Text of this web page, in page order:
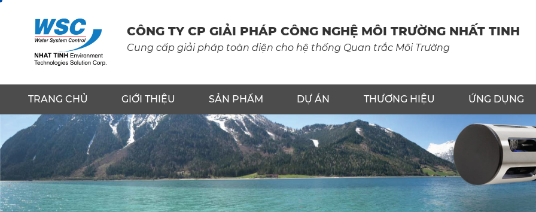
CÔNG TY CP GIẢI PHÁP CÔNG NGHỆ MÔI TRƯỜNG NHẤT TINH
Cung cấp giải pháp toàn diện cho hệ thống Quan trắc Môi Trường
TRANG CHỦ GIỚI THIỆU SẢN PHẨM DỰ ÁN THƯƠNG HIỆU ỨNG DỤNG